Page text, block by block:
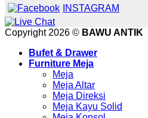
INSTAGRAM
Copyright 2026 © BAWU ANTIK
Bufet & Drawer
Furniture Meja
Meja
Meja Altar
Meja Direksi
Meja Kayu Solid